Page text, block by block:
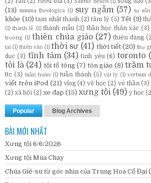
Sauble Beach (1)
(13)
summa theologica (1) suy ngẫm (57) sự
khỏe (10) tam nhật thánh (2) tâm lý (5) Tết (9)
(1) thánh lễ (1) thánh mẫu (3) thần học thân xác (3)
trường (1) thiên chúa giáo (27) thiên đàng
tai (1) thiên văn (1) thời sự (41) thời tiết (20) thư
dục (3) tĩnh tâm (34) tình yêu (6) toronto
tôi là (24) tội tổ tông (7) tôn giáo (8) trầm
ttc (3) tuần hoàn (1) tuần thánh (5) vật lý (1) verbum
viết trên iPod (21) vlog (4) võ học (2) vô thần (3)
(2) xã hội (2) xe đạp (15) xưng tội (49) y học
Popular Blog Archives
BÀI MỚI NHẤT
Xưng tội 6/6/2026
Xưng tội Mùa Chay
Chúa Giê-su từ góc nhìn của Trung Hoa Cổ Đại